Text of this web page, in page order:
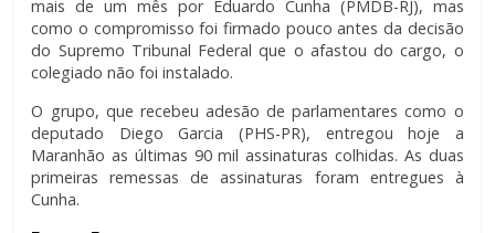
mais de um mês por Eduardo Cunha (PMDB-RJ), mas
como o compromisso foi firmado pouco antes da decisão
do Supremo Tribunal Federal que o afastou do cargo, o
colegiado não foi instalado.
O grupo, que recebeu adesão de parlamentares como o
deputado Diego Garcia (PHS-PR), entregou hoje a
Maranhão as últimas 90 mil assinaturas colhidas. As duas
primeiras remessas de assinaturas foram entregues à
Cunha.